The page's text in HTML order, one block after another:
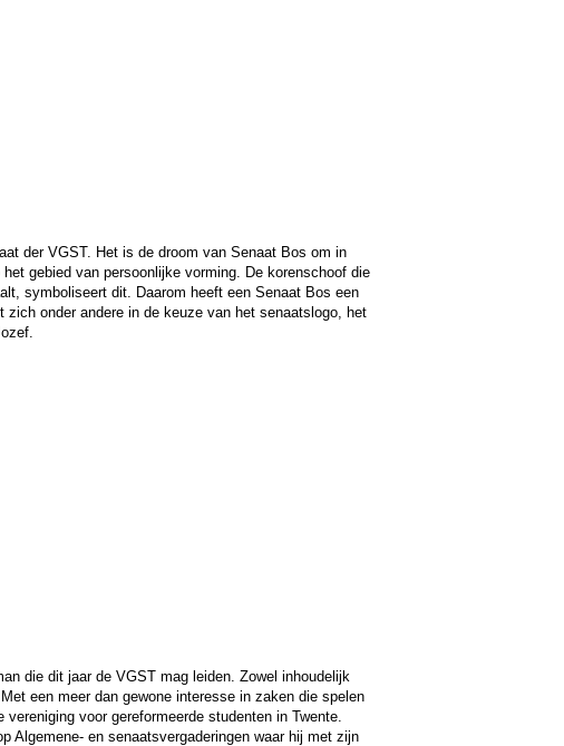
der VGST. Het is de droom van Senaat Bos om in
gebied van persoonlijke vorming. De korenschoof die
symboliseert dit. Daarom heeft een Senaat Bos een
onder andere in de keuze van het senaatslogo, het
die dit jaar de VGST mag leiden. Zowel inhoudelijk
een meer dan gewone interesse in zaken die spelen
voor gereformeerde studenten in Twente.
Algemene- en senaatsvergaderingen waar hij met zijn